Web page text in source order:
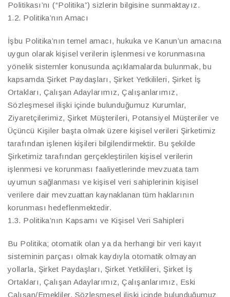
Politikası’nı (“Politika”) sizlerin bilgisine sunmaktayız.
1.2. Politika’nın Amacı
İşbu Politika’nın temel amacı, hukuka ve Kanun’un amacına
uygun olarak kişisel verilerin işlenmesi ve korunmasına
yönelik sistemler konusunda açıklamalarda bulunmak, bu
kapsamda Şirket Paydaşları, Şirket Yetkilileri, Şirket İş
Ortakları, Çalışan Adaylarımız, Çalışanlarımız,
Sözleşmesel ilişki içinde bulunduğumuz Kurumlar,
Ziyaretçilerimiz, Şirket Müşterileri, Potansiyel Müşteriler ve
Üçüncü Kişiler başta olmak üzere kişisel verileri Şirketimiz
tarafından işlenen kişileri bilgilendirmektir. Bu şekilde
Şirketimiz tarafından gerçekleştirilen kişisel verilerin
işlenmesi ve korunması faaliyetlerinde mevzuata tam
uyumun sağlanması ve kişisel veri sahiplerinin kişisel
verilere dair mevzuattan kaynaklanan tüm haklarının
korunması hedeflenmektedir.
1.3. Politika’nın Kapsamı ve Kişisel Veri Sahipleri
Bu Politika; otomatik olan ya da herhangi bir veri kayıt
sisteminin parçası olmak kaydıyla otomatik olmayan
yollarla, Şirket Paydaşları, Şirket Yetkilileri, Şirket İş
Ortakları, Çalışan Adaylarımız, Çalışanlarımız, Eski
Çalışan/Emekliler, Sözleşmesel ilişki içinde bulunduğumuz